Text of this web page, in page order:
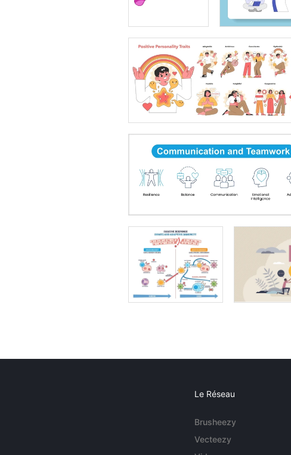
Le Réseau
Brusheezy
Vecteezy